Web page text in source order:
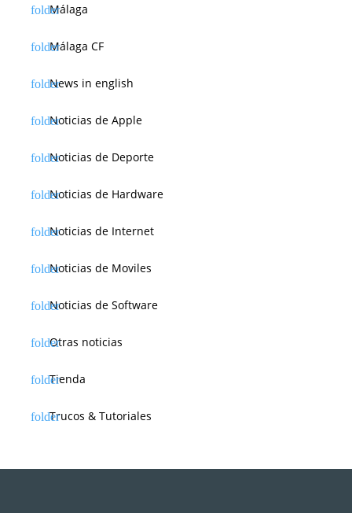
Málaga
Málaga CF
News in english
Noticias de Apple
Noticias de Deporte
Noticias de Hardware
Noticias de Internet
Noticias de Moviles
Noticias de Software
Otras noticias
Tienda
Trucos & Tutoriales